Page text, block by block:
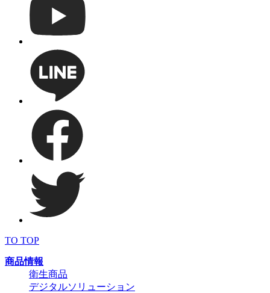
TO TOP
商品情報
衛生商品
デジタルソリューション